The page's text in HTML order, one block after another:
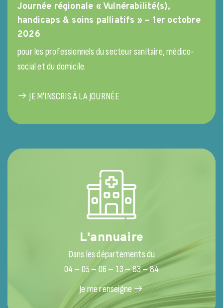
Journée régionale « Vulnérabilité(s),
handicaps & soins palliatifs » – 1er octobre
2026
pour les professionnels du secteur sanitaire, médico-
social et du domicile.
JE M'INSCRIS À LA JOURNÉE
L'annuaire
Dans les départements du
04 – 05 – 06 – 13 – 83 – 84
Je me renseigne